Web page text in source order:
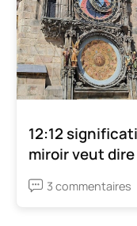
12:12
miroir veut dire
3 commentaires